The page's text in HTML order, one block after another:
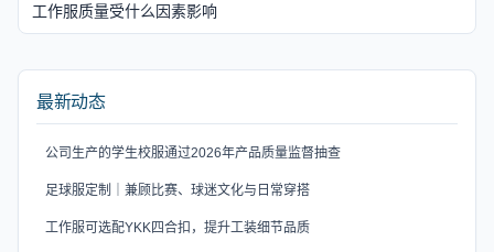
工作服质量受什么因素影响
最新动态
公司生产的学生校服通过2026年产品质量监督抽查
足球服定制｜兼顾比赛、球迷文化与日常穿搭
工作服可选配YKK四合扣，提升工装细节品质